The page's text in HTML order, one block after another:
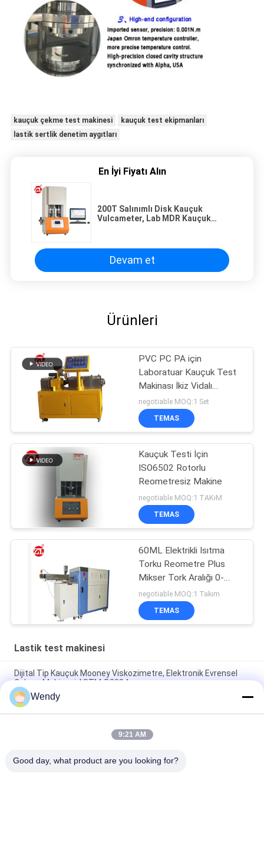
kauçuk çekme test makinesi
kauçuk test ekipmanları
lastik sertlik denetim aygıtları
En İyi Fiyatı Alın
200T Salınımlı Disk Kauçuk
Vulcameter, Lab MDR Kauçuk
Devam et
Ürünleri
PVC PC PA için
Laboratuar Kauçuk Test
Makinası İkiz Vidalı
Kauçuk Ekstrüzyon
Makinesi
negotiable MOQ:1 Set
TEMAS
Kauçuk Testi İçin
ISO6502 Rotorlu
Reometresiz Makine
negotiable MOQ:1 TAKıM
TEMAS
60ML Elektrikli Isıtma
Torku Reometre Plus
Mikser Tork Aralığı 0-
300Nm
negotiable MOQ:1 Takım
TEMAS
Lastik test makinesi
Dijital Tip Kauçuk Mooney Viskozimetre, Elektronik Evrensel
Çekme Makinesi ASTM-D2084
Lab Rotor Olmadan Kullanılan Tek Chip Kontrol Reometre
Kauçuk Test Cihazı
Kauçuk Plastik İçin IS0 180 Elektronik Charpy Darbe Mekanik
Wendy
9:21 AM
Good day, what product are you looking for?